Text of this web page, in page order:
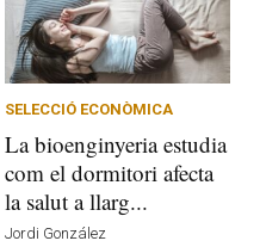
SELECCIÓ ECONÒMICA
La bioenginyeria estudia
com el dormitori afecta
la salut a llarg...
Jordi González